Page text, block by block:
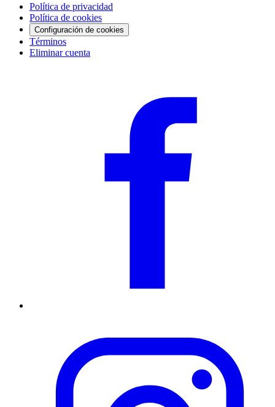
Política de privacidad
Política de cookies
Configuración de cookies
Términos
Eliminar cuenta